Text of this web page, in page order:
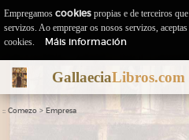
GallaeciaLibros.com
:: Comezo > Empresa
Empregamos cookies propias e de terceiros
servizos. Ao empregar os nosos servizos,
cookies.
Máis información